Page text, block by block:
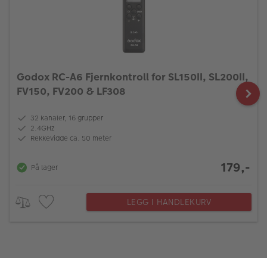
Godox RC-A6 Fjernkontroll for SL150II, SL200II,
FV150, FV200 & LF308
32 kanaler, 16 grupper
2.4GHz
Rekkevidde ca. 50 meter
På lager 179,-
LEGG I HANDLEKURV